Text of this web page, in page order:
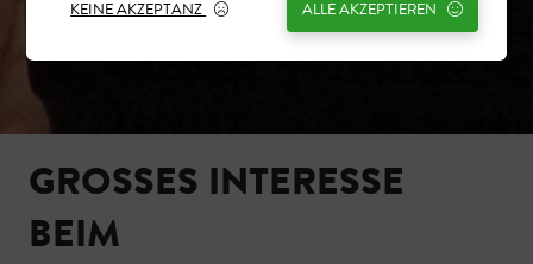
GROSSES INTERESSE B
EIM N
KEINE AKZEPTANZ ALLE AKZEPTIEREN